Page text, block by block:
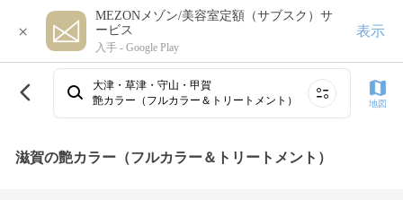
×
MEZONメゾン/美容室定額（サブスク）サ
ービス
入手 - Google Play
表示
大津・草津・守山・甲賀
艶カラー（フルカラー＆トリートメント）
地図
滋賀の艶カラー（フルカラー＆トリートメント）